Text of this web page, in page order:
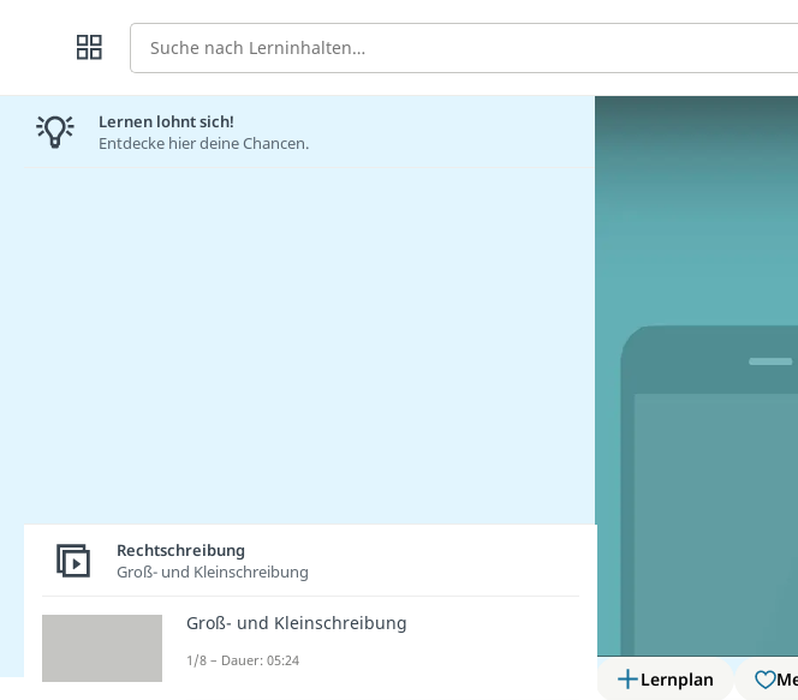
Suche
Lernplan
Lernen lohnt sich!
Entdecke hier deine Chancen.
Rechtschreibung
Groß- und Kleinschreibung
Groß- und Kleinschreibung
1/8 – Dauer: 05:24